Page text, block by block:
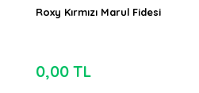
Roxy Kırmızı Marul Fidesi
0,00 TL